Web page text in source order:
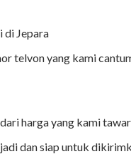
di Jepara
telvon yang kami
harga yang kami
dan siap untuk